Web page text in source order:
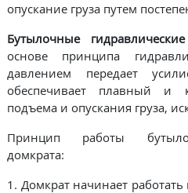
опускание груза путем
Бутылочные
основе принципа
давлением передает
обеспечивает плавный и
подъема и опускания груза,
Принцип работы
домкрата:
1. Домкрат начинает